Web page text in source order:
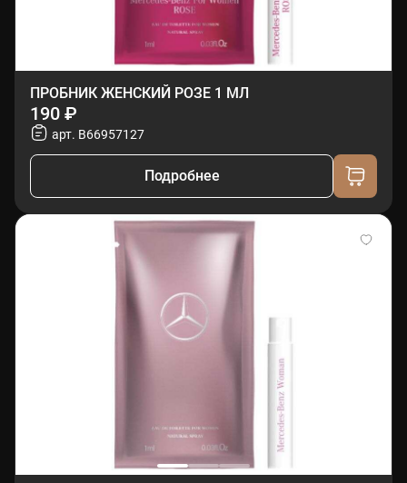
ПРОБНИК ЖЕНСКИЙ РОЗЕ 1 МЛ
190 ₽
арт. B66957127
Подробнее